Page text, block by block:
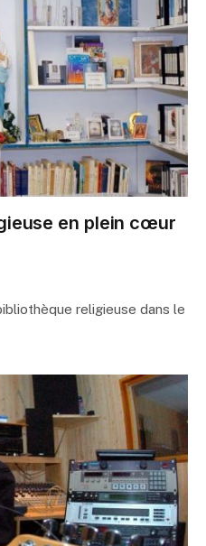
en plein cœur
religieuse dans le